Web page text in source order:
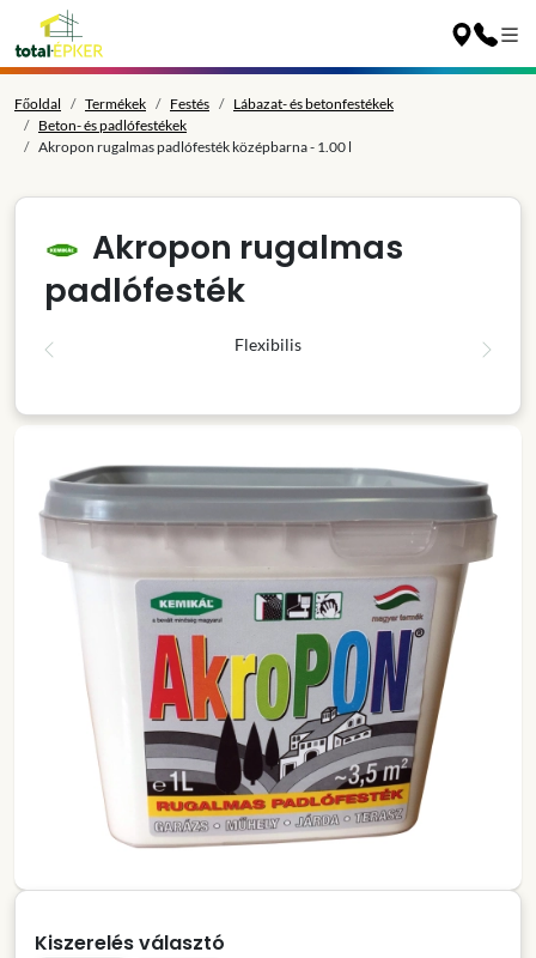
Főoldal Termékek Festés
Lábazat- és betonfestékek
Beton- és padlófestékek
Akropon rugalmas padlófesték középbarna - 1.00 l
Akropon rugalmas
padlófesték
Flexibilis
Kiszerelés választó